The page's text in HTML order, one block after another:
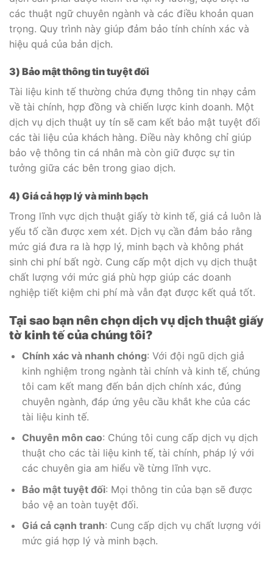
các thuật ngữ chuyên ngành và các điều khoản quan
trọng. Quy trình này giúp đảm bảo tính chính xác và
hiệu quả của bản dịch.
3) Bảo mật thông tin tuyệt đối
Tài liệu kinh tế thường chứa đựng thông tin nhạy cảm
về tài chính, hợp đồng và chiến lược kinh doanh. Một
dịch vụ dịch thuật uy tín sẽ cam kết bảo mật tuyệt đối
các tài liệu của khách hàng. Điều này không chỉ giúp
bảo vệ thông tin cá nhân mà còn giữ được sự tin
tưởng giữa các bên trong giao dịch.
4) Giá cả hợp lý và minh bạch
Trong lĩnh vực dịch thuật giấy tờ kinh tế, giá cả luôn là
yếu tố cần được xem xét. Dịch vụ cần đảm bảo rằng
mức giá đưa ra là hợp lý, minh bạch và không phát
sinh chi phí bất ngờ. Cung cấp một dịch vụ dịch thuật
chất lượng với mức giá phù hợp giúp các doanh
nghiệp tiết kiệm chi phí mà vẫn đạt được kết quả tốt.
Tại sao bạn nên chọn dịch vụ dịch thuật giấy
tờ kinh tế của chúng tôi?
Chính xác và nhanh chóng: Với đội ngũ dịch giả
kinh nghiệm trong ngành tài chính và kinh tế, chúng
tôi cam kết mang đến bản dịch chính xác, đúng
chuyên ngành, đáp ứng yêu cầu khắt khe của các
tài liệu kinh tế.
Chuyên môn cao: Chúng tôi cung cấp dịch vụ dịch
thuật cho các tài liệu kinh tế, tài chính, pháp lý với
các chuyên gia am hiểu về từng lĩnh vực.
Bảo mật tuyệt đối: Mọi thông tin của bạn sẽ được
bảo vệ an toàn tuyệt đối.
Giá cả cạnh tranh: Cung cấp dịch vụ chất lượng với
mức giá hợp lý và minh bạch.